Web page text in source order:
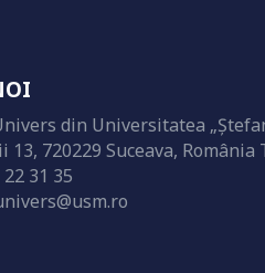
din Universitatea
720229 Suceava, România
31 35